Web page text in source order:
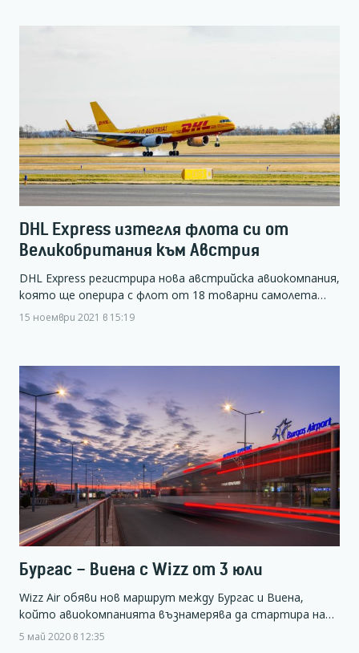
DHL Express изтегля флота си от
Великобритания към Австрия
DHL Express регистрира нова австрийска авиокомпания,
която ще оперира с флот от 18 товарни самолета…
15 ноември 2021 в 15:19
Бургас – Виена с Wizz от 3 юли
Wizz Air обяви нов маршрут между Бургас и Виена,
който авиокомпанията възнамерява да стартира на…
5 май 2020 в 12:35